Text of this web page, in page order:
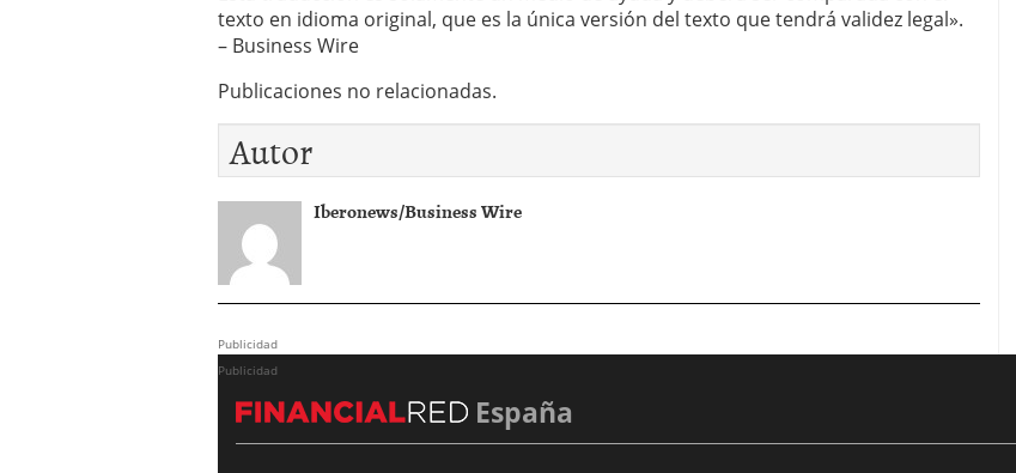
(PSP)
texto en idioma original, que es la única versión del texto que tendrá validez legal».
– Business Wire
Publicaciones no relacionadas.
Autor
Iberonews/Business Wire
Publicidad
Publicidad
España